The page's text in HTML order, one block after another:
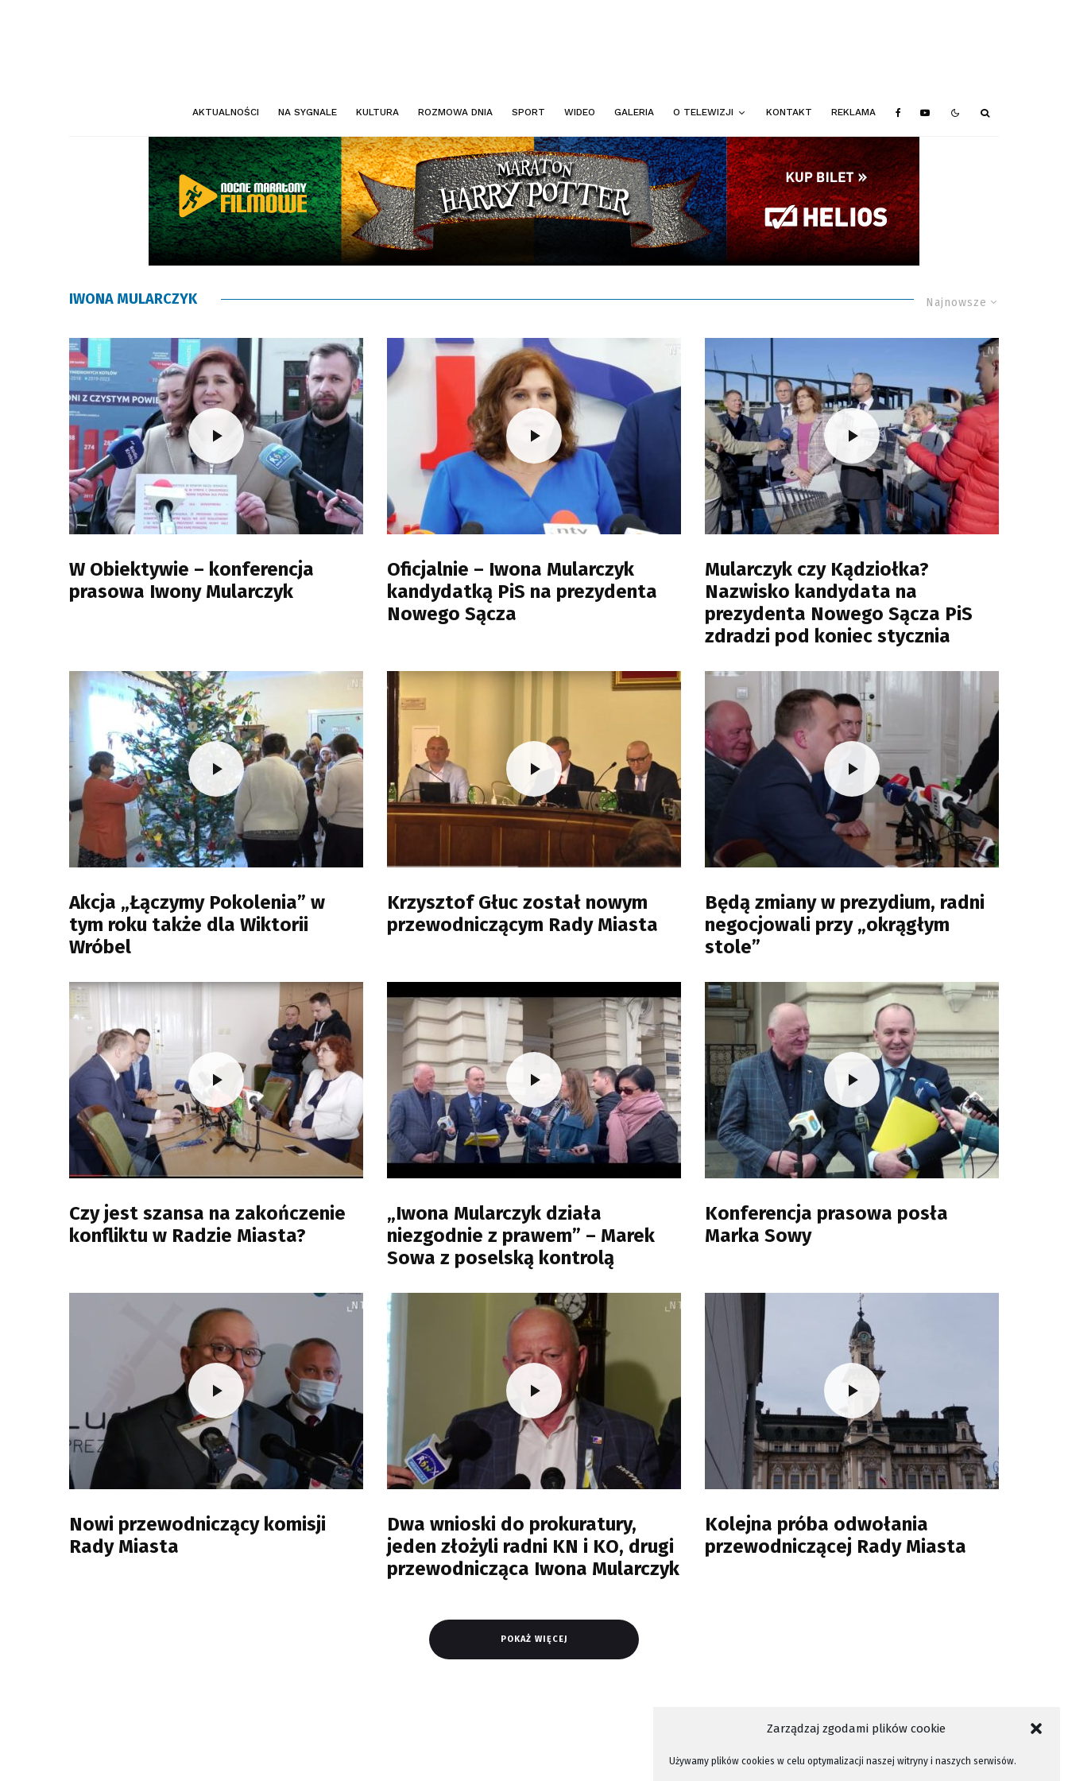
Zarządzaj zgodami plików cookie
Używamy plików cookies w celu optymalizacji naszej witryny i naszych serwisów.
AKTUALNOŚCI NA SYGNALE KULTURA ROZMOWA DNIA SPORT WIDEO GALERIA O TELEWIZJI KONTAKT REKLAMA
Najnowsze
IWONA MULARCZYK
W Obiektywie – konferencja
prasowa Iwony Mularczyk
Oficjalnie – Iwona Mularczyk
kandydatką PiS na prezydenta
Nowego Sącza
Mularczyk czy Kądziołka?
Nazwisko kandydata na
prezydenta Nowego Sącza PiS
zdradzi pod koniec stycznia
Akcja „Łączymy Pokolenia” w
tym roku także dla Wiktorii
Wróbel
Krzysztof Głuc został nowym
przewodniczącym Rady Miasta
Będą zmiany w prezydium, radni
negocjowali przy „okrągłym
stole”
Czy jest szansa na zakończenie
konfliktu w Radzie Miasta?
„Iwona Mularczyk działa
niezgodnie z prawem” – Marek
Sowa z poselską kontrolą
Konferencja prasowa posła
Marka Sowy
Nowi przewodniczący komisji
Rady Miasta
Dwa wnioski do prokuratury,
jeden złożyli radni KN i KO, drugi
przewodnicząca Iwona Mularczyk
Kolejna próba odwołania
przewodniczącej Rady Miasta
POKAŻ WIĘCEJ